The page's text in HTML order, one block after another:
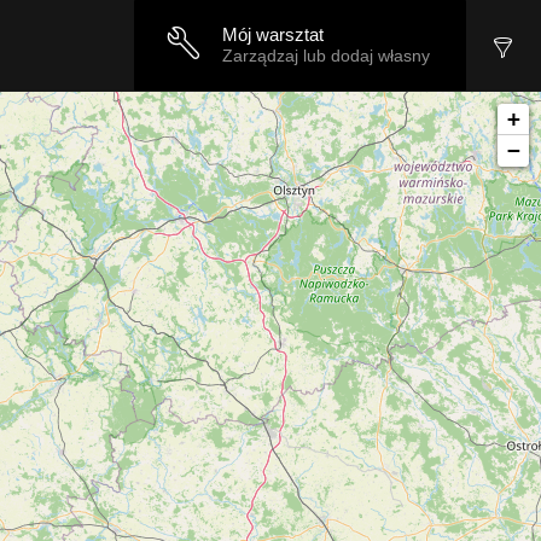
Mój warsztat
Zarządzaj lub dodaj własny
+
−